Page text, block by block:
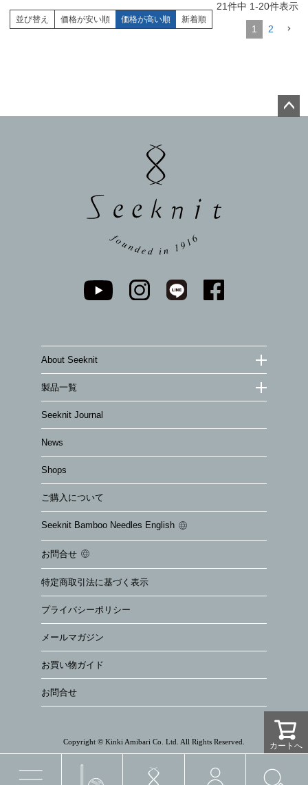
並び替え 価格が安い順 価格が高い順 新着順
21件中 1-20件表示
1 2
カートへ
About Seeknit
製品一覧
Seeknit Journal
News
Shops
ご購入について
Seeknit Bamboo Needles English
お問合せ
特定商取引法に基づく表示
プライバシーポリシー
メールマガジン
お買い物ガイド
お問合せ
Copyright © Kinki Amibari Co. Ltd. All Rights Reserved. カートへ